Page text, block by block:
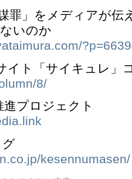
罪」をメディアが伝
いのか
イト「サイキュレ」
8/
プロジェクト
グ
kesennumasen/